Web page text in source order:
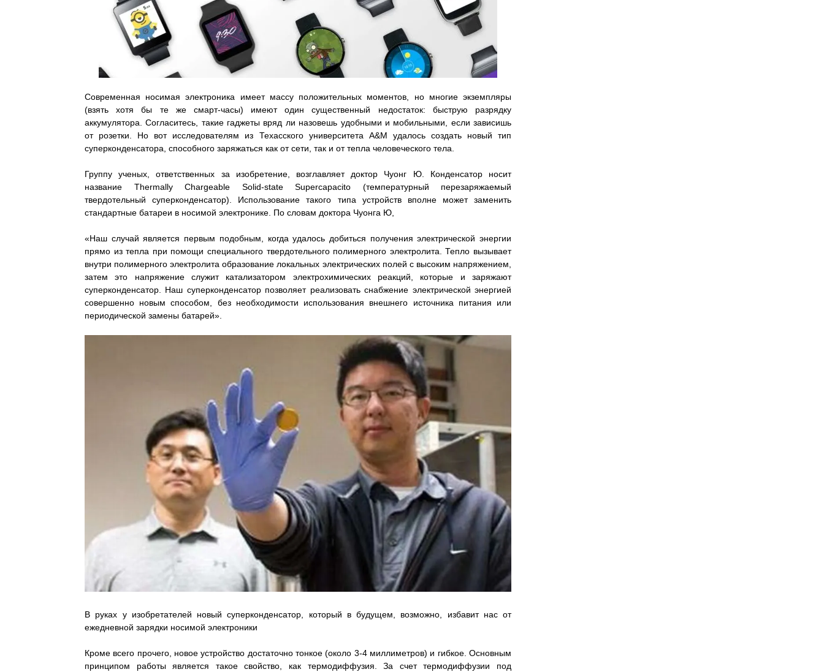
Современная носимая электроника имеет массу положительных моментов, но многие экземпляры
(взять хотя бы те же смарт-часы) имеют один существенный недостаток: быструю разрядку
аккумулятора. Согласитесь, такие гаджеты вряд ли назовешь удобными и мобильными, если зависишь
от розетки. Но вот исследователям из Техасского университета A&M удалось создать новый тип
суперконденсатора, способного заряжаться как от сети, так и от тепла человеческого тела.
Группу ученых, ответственных за изобретение, возглавляет доктор Чуонг Ю. Конденсатор носит
название Thermally Chargeable Solid-state Supercapacito (температурный перезаряжаемый
твердотельный суперконденсатор). Использование такого типа устройств вполне может заменить
стандартные батареи в носимой электронике. По словам доктора Чуонга Ю,
«Наш случай является первым подобным, когда удалось добиться получения электрической энергии
прямо из тепла при помощи специального твердотельного полимерного электролита. Тепло вызывает
внутри полимерного электролита образование локальных электрических полей с высоким напряжением,
затем это напряжение служит катализатором электрохимических реакций, которые и заряжают
суперконденсатор. Наш суперконденсатор позволяет реализовать снабжение электрической энергией
совершенно новым способом, без необходимости использования внешнего источника питания или
периодической замены батарей».
В руках у изобретателей новый суперконденсатор, который в будущем, возможно, избавит нас от
ежедневной зарядки носимой электроники
Кроме всего прочего, новое устройство достаточно тонкое (около 3-4 миллиметров) и гибкое. Основным
принципом работы является такое свойство, как термодиффузия. За счет термодиффузии под